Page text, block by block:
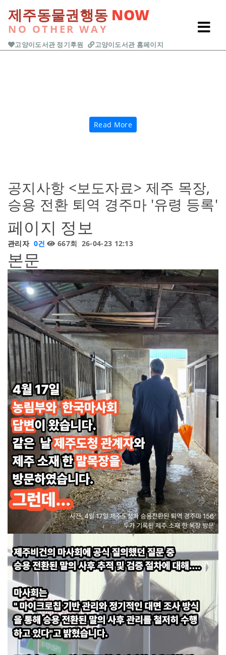
제주동물권행동 NOW
NO OTHER WAY
고양이도서관 정기후원 고양이도서관 홈페이지
Read More
공지사항 <보도자료> 제주 목장,
승용 전환 퇴역 경주마 '유령 등록'
페이지 정보
관리자 0건 667회 26-04-23 12:13
본문